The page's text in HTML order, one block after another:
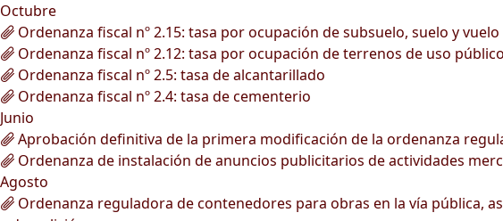
Octubre
Ordenanza fiscal nº 2.15: tasa por ocupación de subsuelo, suelo y
Ordenanza fiscal nº 2.12: tasa por ocupación de terrenos de uso
Ordenanza fiscal nº 2.5: tasa de alcantarillado
Ordenanza fiscal nº 2.4: tasa de cementerio
Junio
Aprobación definitiva de la primera modificación de la ordenanza
Ordenanza de instalación de anuncios publicitarios de actividades
Agosto
Ordenanza reguladora de contenedores para obras en la vía pública,